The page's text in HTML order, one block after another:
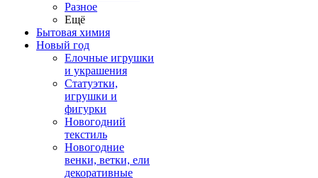
Разное
Ещё
Бытовая химия
Новый год
Елочные игрушки
и украшения
Статуэтки,
игрушки и
фигурки
Новогодний
текстиль
Новогодние
венки, ветки, ели
декоративные